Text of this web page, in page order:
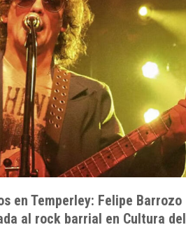
en Temperley: Felipe Barrozo
al rock barrial en Cultura del